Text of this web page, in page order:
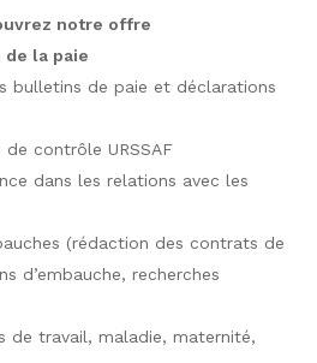
notre offre
de la paie
bulletins de paie et déclarations
de contrôle URSSAF
dans les relations avec les
(rédaction des contrats de
d’embauche, recherches
de travail, maladie, maternité,